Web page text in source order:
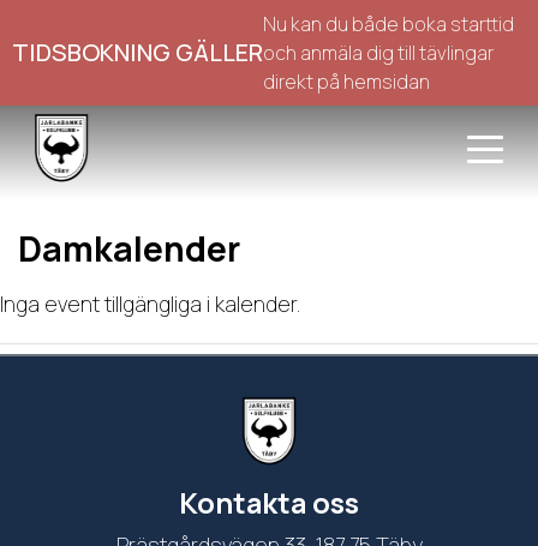
TIDSBOKNING GÄLLER
Nu kan du både boka starttid
och anmäla dig till tävlingar
direkt på hemsidan
Damkalender
Inga event tillgängliga i kalender.
Kontakta oss